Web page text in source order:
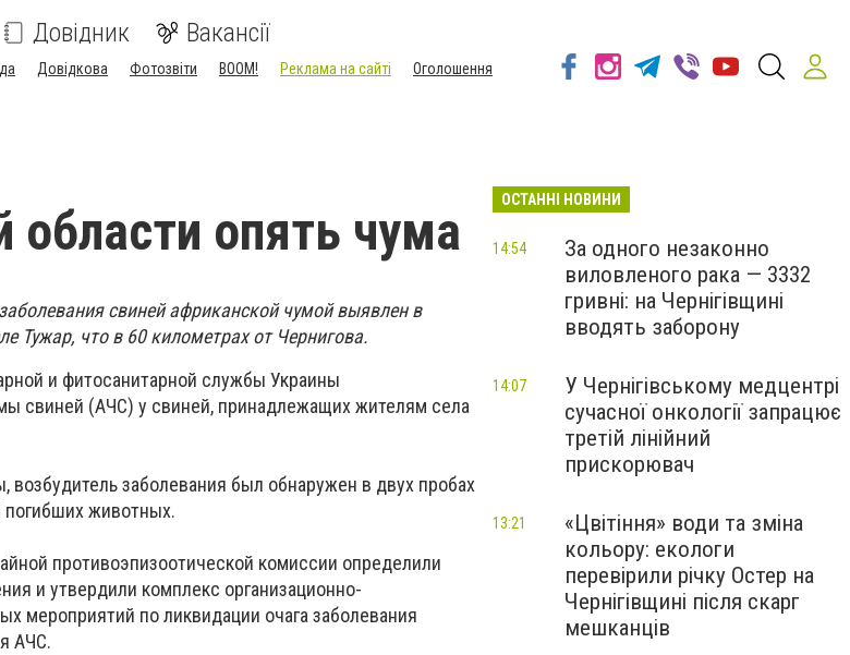
Довідник Вакансії
Довідкова Фотозвіти BOOM! Реклама на сайті
Оголошення
области опять чума
свиней африканской чумой выявлен в
Тужар, что в 60 километрах от Чернигова.
и фитосанитарной службы Украины
свиней (АЧС) у свиней, принадлежащих жителям села
заболевания был обнаружен в двух пробах
погибших животных.
противоэпизоотической комиссии определили
и утвердили комплекс организационно-
мероприятий по ликвидации очага заболевания
АЧС.
ОСТАННІ НОВИНИ
За одного незаконно
виловленого рака — 3332
гривні: на Чернігівщині
вводять заборону
14:54
У Чернігівському медцентрі
сучасної онкології запрацює
третій лінійний
прискорювач
14:07
«Цвітіння» води та зміна
кольору: екологи
перевірили річку Остер на
Чернігівщині після скарг
мешканців
13:21